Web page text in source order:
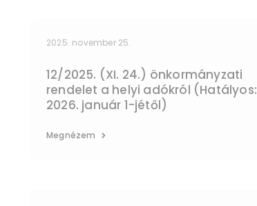
2025. november 25.
12/2025. (XI. 24.) önkormányzati
rendelet a helyi adókról (Hatályos:
2026. január 1-jétől)
Megnézem